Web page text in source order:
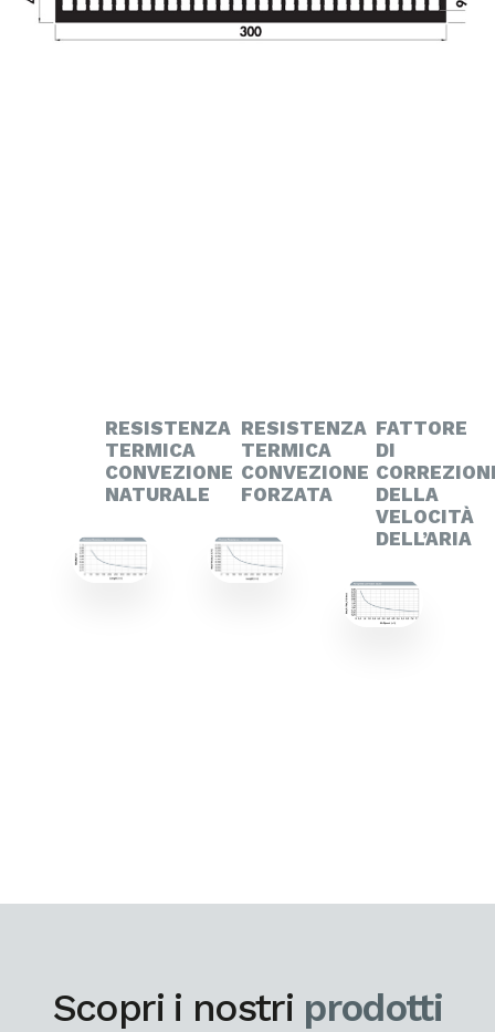
RESISTENZA
TERMICA
CONVEZIONE
NATURALE
RESISTENZA
TERMICA
CONVEZIONE
FORZATA
FATTORE
DI
DELLA
VELOCITÀ
DELL’ARIA
Scopri i nostri prodotti